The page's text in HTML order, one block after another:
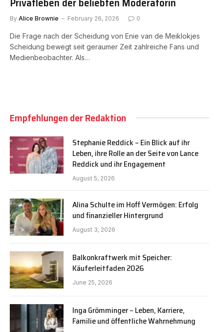
By Alice Brownie February 26, 2026 0
Die Frage nach der Scheidung von Enie van de Meiklokjes
Scheidung bewegt seit geraumer Zeit zahlreiche Fans und
Medienbeobachter. Als…
Empfehlungen der Redaktion
Stephanie Reddick – Ein Blick auf ihr
Leben, ihre Rolle an der Seite von Lance
Reddick und ihr Engagement
August 5, 2026
Alina Schulte im Hoff Vermögen: Erfolg
und finanzieller Hintergrund
August 3, 2026
Balkonkraftwerk mit Speicher:
Käuferleitfaden 2026
June 25, 2026
Inga Grömminger – Leben, Karriere,
Familie und öffentliche Wahrnehmung